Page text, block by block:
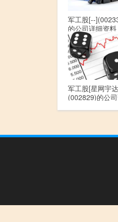
军工股[--
的公司详细资料
军工股[星网宇
(002829)的公